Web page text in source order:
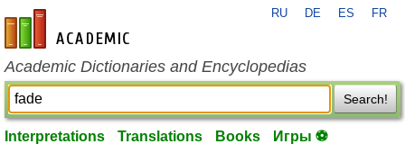
en-academic.com
RU DE ES FR
Academic Dictionaries and Encyclopedias
Search!
Interpretations Translations Books Игры ⚽